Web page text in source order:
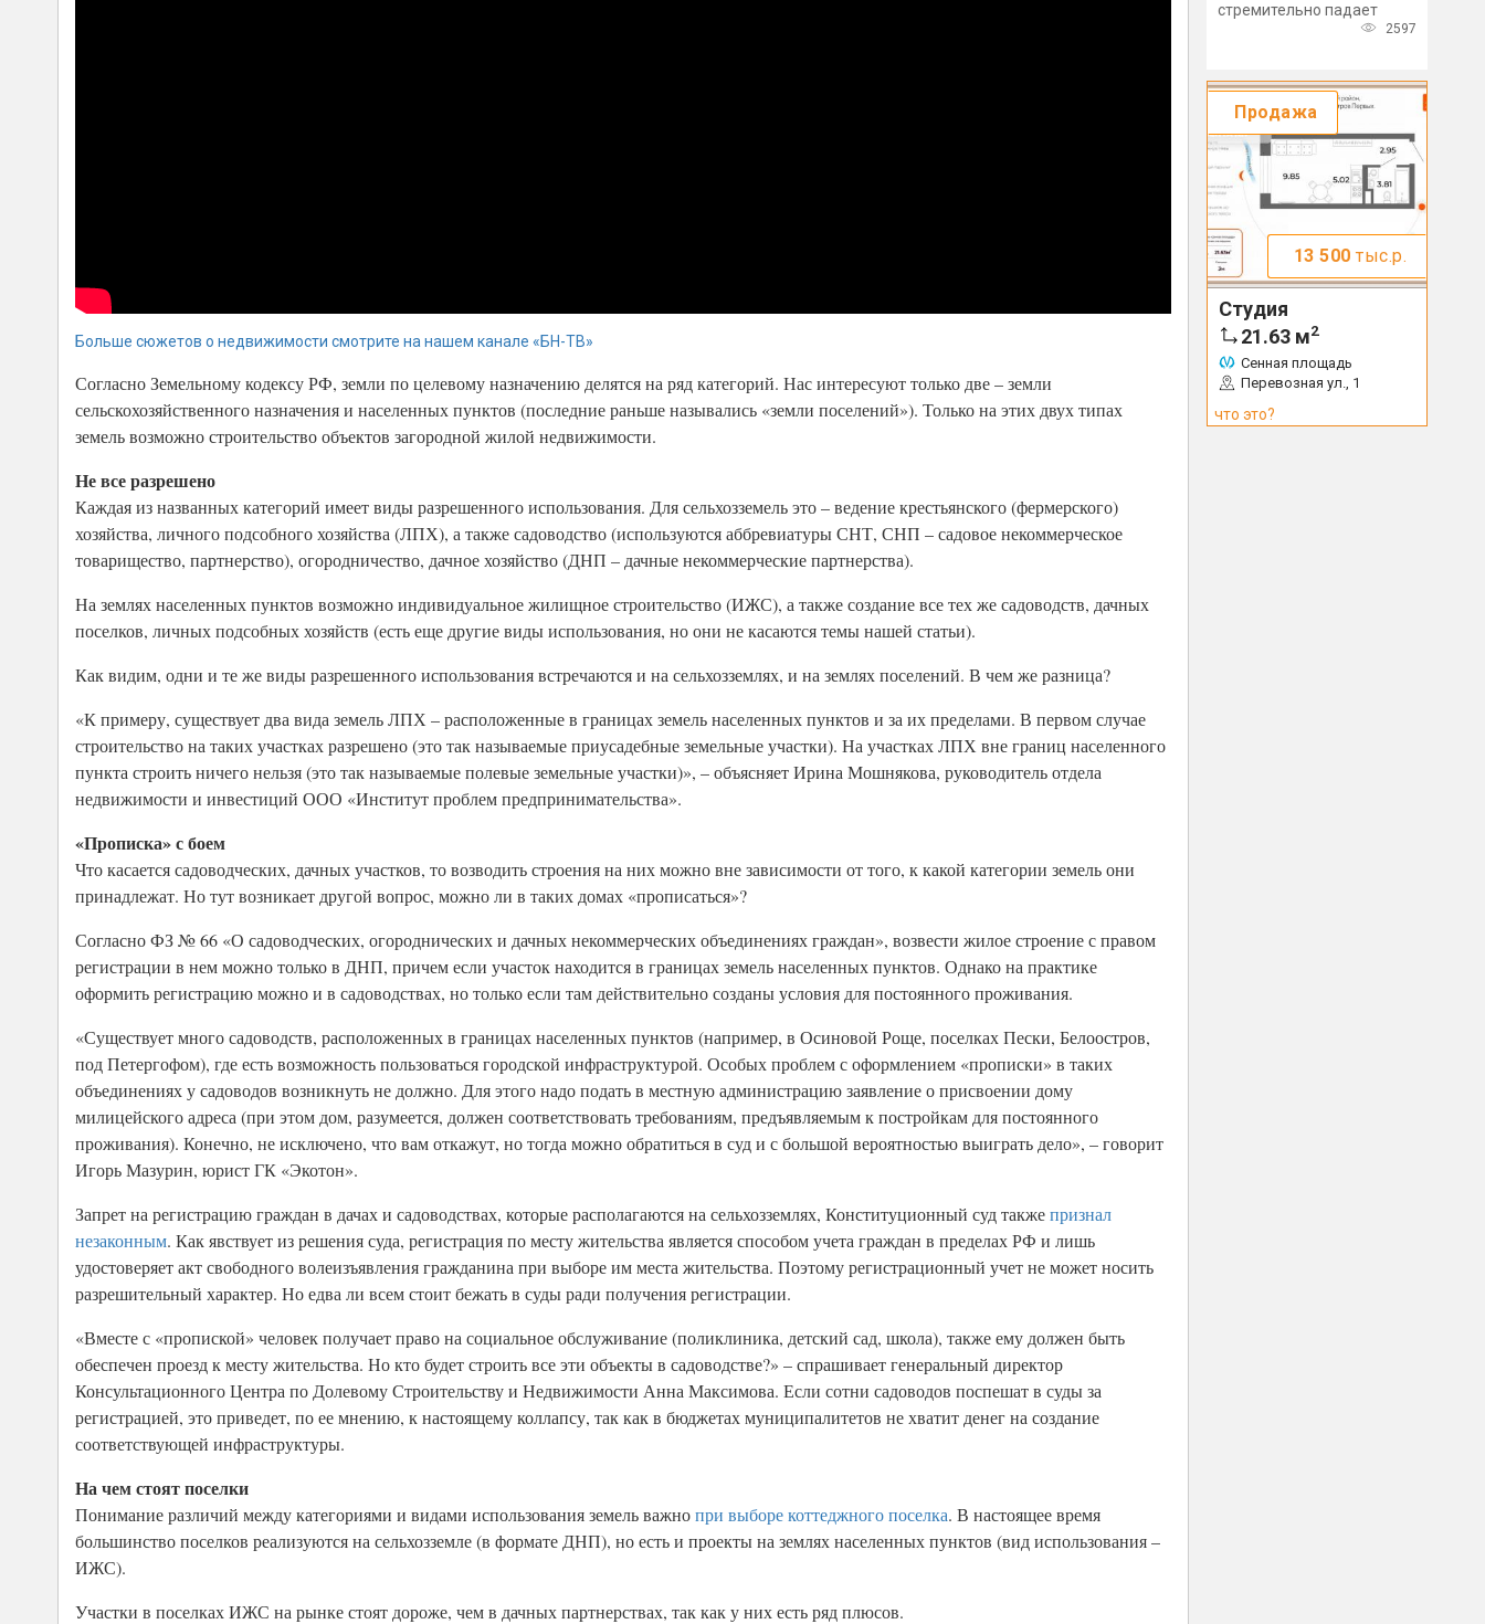
Больше сюжетов о недвижимости смотрите на нашем канале «БН-ТВ»
Согласно Земельному кодексу РФ, земли по целевому назначению делятся на ряд категорий. Нас интересуют только две – земли
сельскохозяйственного назначения и населенных пунктов (последние раньше назывались «земли поселений»). Только на этих двух типах
земель возможно строительство объектов загородной жилой недвижимости.
Не все разрешено
Каждая из названных категорий имеет виды разрешенного использования. Для сельхозземель это – ведение крестьянского (фермерского)
хозяйства, личного подсобного хозяйства (ЛПХ), а также садоводство (используются аббревиатуры СНТ, СНП – садовое некоммерческое
товарищество, партнерство), огородничество, дачное хозяйство (ДНП – дачные некоммерческие партнерства).
На землях населенных пунктов возможно индивидуальное жилищное строительство (ИЖС), а также создание все тех же садоводств, дачных
поселков, личных подсобных хозяйств (есть еще другие виды использования, но они не касаются темы нашей статьи).
Как видим, одни и те же виды разрешенного использования встречаются и на сельхозземлях, и на землях поселений. В чем же разница?
«К примеру, существует два вида земель ЛПХ – расположенные в границах земель населенных пунктов и за их пределами. В первом случае
строительство на таких участках разрешено (это так называемые приусадебные земельные участки). На участках ЛПХ вне границ населенного
пункта строить ничего нельзя (это так называемые полевые земельные участки)», – объясняет Ирина Мошнякова, руководитель отдела
недвижимости и инвестиций ООО «Институт проблем предпринимательства».
«Прописка» с боем
Что касается садоводческих, дачных участков, то возводить строения на них можно вне зависимости от того, к какой категории земель они
принадлежат. Но тут возникает другой вопрос, можно ли в таких домах «прописаться»?
Согласно ФЗ № 66 «О садоводческих, огороднических и дачных некоммерческих объединениях граждан», возвести жилое строение с правом
регистрации в нем можно только в ДНП, причем если участок находится в границах земель населенных пунктов. Однако на практике
оформить регистрацию можно и в садоводствах, но только если там действительно созданы условия для постоянного проживания.
«Существует много садоводств, расположенных в границах населенных пунктов (например, в Осиновой Роще, поселках Пески, Белоостров,
под Петергофом), где есть возможность пользоваться городской инфраструктурой. Особых проблем с оформлением «прописки» в таких
объединениях у садоводов возникнуть не должно. Для этого надо подать в местную администрацию заявление о присвоении дому
милицейского адреса (при этом дом, разумеется, должен соответствовать требованиям, предъявляемым к постройкам для постоянного
проживания). Конечно, не исключено, что вам откажут, но тогда можно обратиться в суд и с большой вероятностью выиграть дело», – говорит
Игорь Мазурин, юрист ГК «Экотон».
Запрет на регистрацию граждан в дачах и садоводствах, которые располагаются на сельхозземлях, Конституционный суд такжепризнал
незаконным. Как явствует из решения суда, регистрация по месту жительства является способом учета граждан в пределах РФ и лишь
удостоверяет акт свободного волеизъявления гражданина при выборе им места жительства. Поэтому регистрационный учет не может носить
разрешительный характер. Но едва ли всем стоит бежать в суды ради получения регистрации.
«Вместе с «пропиской» человек получает право на социальное обслуживание (поликлиника, детский сад, школа), также ему должен быть
обеспечен проезд к месту жительства. Но кто будет строить все эти объекты в садоводстве?» – спрашивает генеральный директор
Консультационного Центра по Долевому Строительству и Недвижимости Анна Максимова. Если сотни садоводов поспешат в суды за
регистрацией, это приведет, по ее мнению, к настоящему коллапсу, так как в бюджетах муниципалитетов не хватит денег на создание
соответствующей инфраструктуры.
На чем стоят поселки
Понимание различий между категориями и видами использования земель важнопри выборе коттеджного поселка. В настоящее время
большинство поселков реализуются на сельхозземле (в формате ДНП), но есть и проекты на землях населенных пунктов (вид использования –
ИЖС).
Участки в поселках ИЖС на рынке стоят дороже, чем в дачных партнерствах, так как у них есть ряд плюсов.
стремительно падает
2597
Продажа
13 500 тыс.р.
Студия
21.63 м2
Сенная площадь
Перевозная ул., 1
что это?